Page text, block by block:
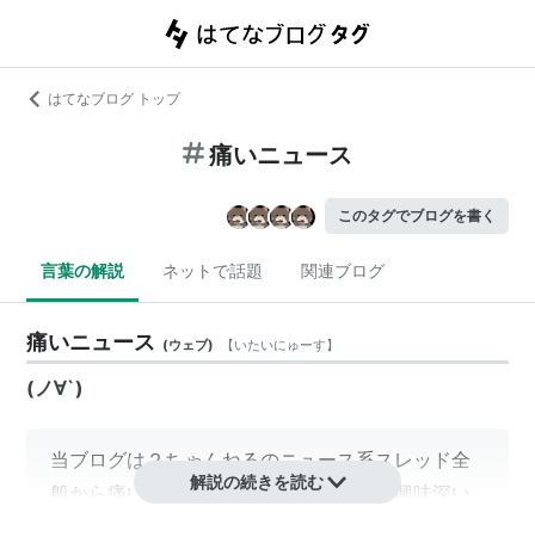
はてなブログ トップ
痛いニュース
このタグでブログを書く
言葉の解説 ネットで話題 関連ブログ
痛いニュース (ウェブ) 【いたいにゅーす】
(ノ∀`)
当ブログは２ちゃんねるのニュース系スレッド全
般から痛いニュース、呆れたニュース、興味深い
解説の続きを読む